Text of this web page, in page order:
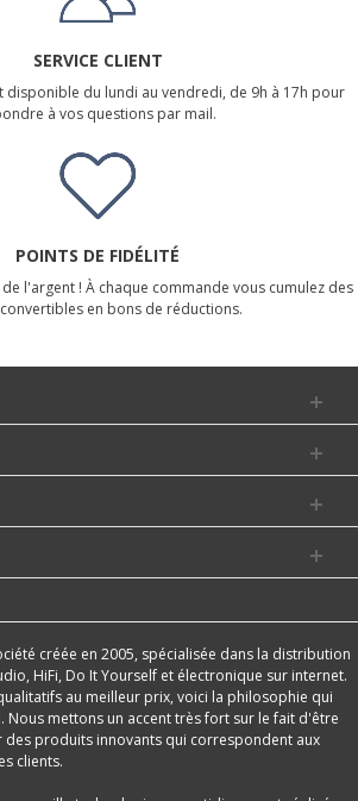
SERVICE CLIENT
disponible du lundi au vendredi, de 9h à 17h pour
à vos questions par mail.
POINTS DE FIDÉLITÉ
l'argent ! À chaque commande vous cumulez des
en bons de réductions.
créée en 2005, spécialisée dans la distribution
HiFi, Do It Yourself et électronique sur internet.
au meilleur prix, voici la philosophie qui
Nous mettons un accent très fort sur le fait d'être
produits innovants qui correspondent aux
clients.